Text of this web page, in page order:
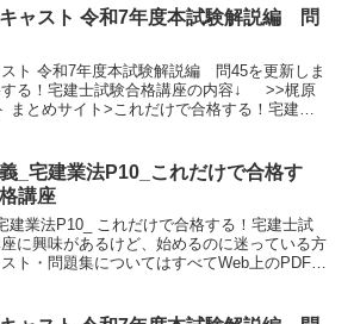
ャスト 令和7年度本試験解説編 問
ト 令和7年度本試験解説編 問45を更新しま
する！宅建士試験合格講座の内容↓ >>梶原
まとめサイト>これだけで合格する！宅建士
_宅建業法P10_これだけで合格す
講座
建業法P10_ これだけで合格する！宅建士試
に興味があるけど、始めるのに迷っている方
ト・問題集についてはすべてWeb上のPDFを